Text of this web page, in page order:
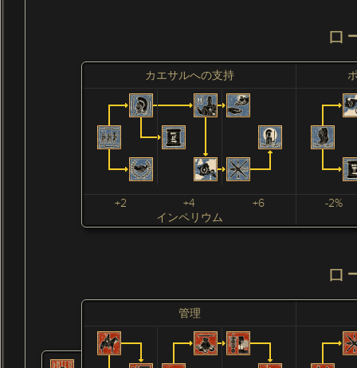
ロ
カエサルへの支持
+2 +4
+6
インペリウム
-2%
ロ
管理